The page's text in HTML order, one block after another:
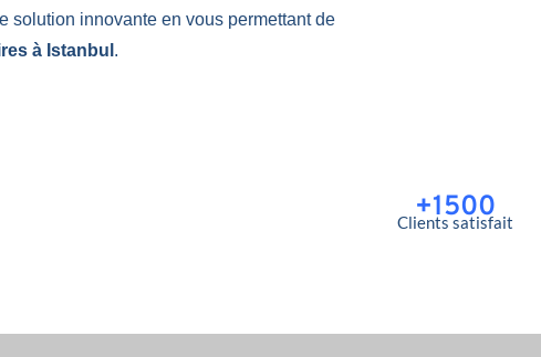
solution innovante en vous permettant de
à Istanbul .
+1500
Clients satisfait